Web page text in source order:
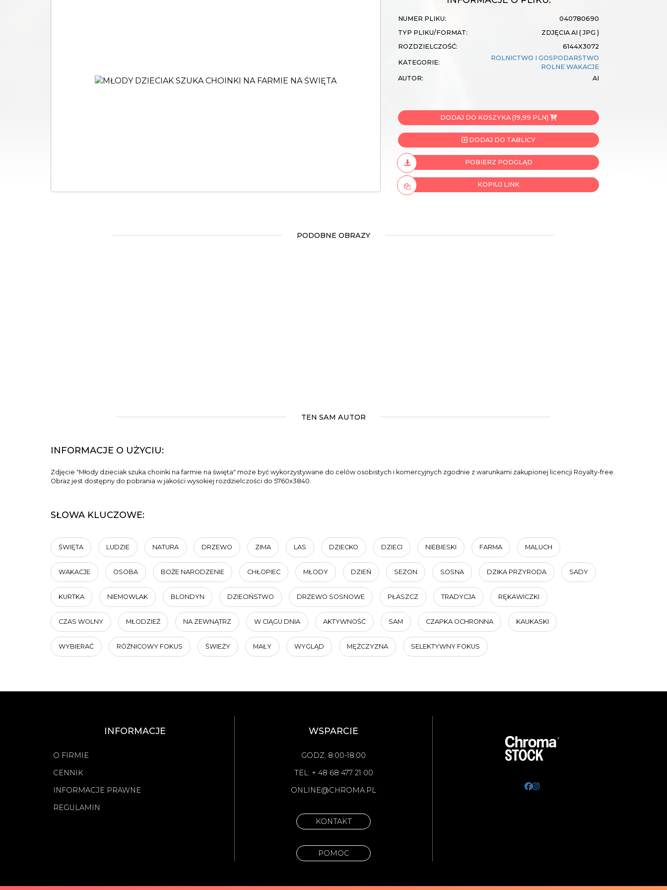
NUMER PLIKU:
040780690
TYP PLIKU/FORMAT:
ZDJĘCIA AI ( JPG )
ROZDZIELCZOŚĆ:
6144X3072
KATEGORIE:
ROLNICTWO I GOSPODARSTWO
ROLNE WAKACJE
AUTOR:
AI
DODAJ DO KOSZYKA (19,99 PLN)
DODAJ DO TABLICY
POBIERZ PODGLĄD
KOPIUJ LINK
PODOBNE OBRAZY
TEN SAM AUTOR
INFORMACJE O UŻYCIU:
Zdjęcie "Młody dzieciak szuka choinki na farmie na święta" może być wykorzystywane do celów osobistych i komercyjnych zgodnie z warunkami zakupionej licencji Royalty-free.
Obraz jest dostępny do pobrania w jakości wysokiej rozdzielczości do 5760x3840.
SŁOWA KLUCZOWE:
ŚWIĘTA LUDZIE NATURA DRZEWO ZIMA LAS DZIECKO DZIECI NIEBIESKI FARMA MALUCH
WAKACJE OSOBA BOŻE NARODZENIE CHŁOPIEC MŁODY DZIEŃ SEZON SOSNA DZIKA PRZYRODA SADY
KURTKA NIEMOWLAK BLONDYN DZIECIŃSTWO DRZEWO SOSNOWE PŁASZCZ TRADYCJA RĘKAWICZKI
CZAS WOLNY MŁODZIEŻ NA ZEWNĄTRZ W CIĄGU DNIA AKTYWNOŚĆ SAM CZAPKA OCHRONNA KAUKASKI
WYBIERAĆ RÓŻNICOWY FOKUS ŚWIEŻY MAŁY WYGLĄD MĘŻCZYZNA SELEKTYWNY FOKUS
INFORMACJE
O FIRMIE
CENNIK
INFORMACJE PRAWNE
REGULAMIN
WSPARCIE
GODZ: 8:00-18:00
TEL: + 48 68 477 21 00
ONLINE@CHROMA.PL
KONTAKT
POMOC